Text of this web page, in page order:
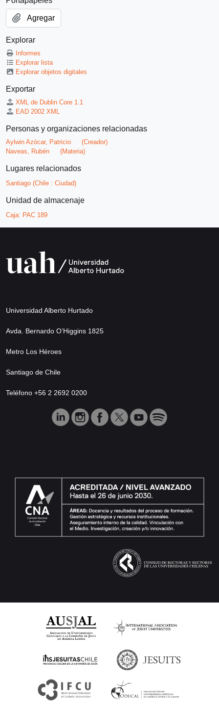
Agregar
Explorar
Informes
Explorar lista
Explorar objetos digitales
Exportar
XML de Dublin Core 1.1
EAD 2002 XML
Personas y organizaciones relacionadas
Aylwin Azócar, Patricio
(Creador)
Naveas, Rubén
(Materia)
Lugares relacionados
Santiago (Chile : Ciudad)
Unidad de almacenaje
Caja: PAC 189
Universidad Alberto Hurtado
Avda. Bernardo O’Higgins 1825
Metro Los Héroes
Santiago de Chile
Teléfono +56 2 2692 0200